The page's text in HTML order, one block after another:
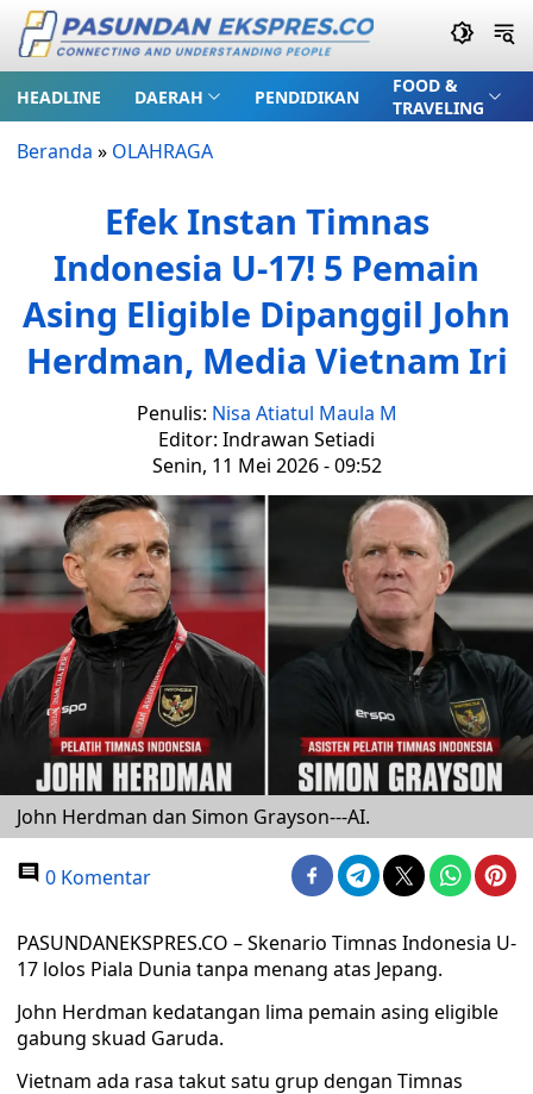
HEADLINE DAERAH PENDIDIKAN
FOOD &
TRAVELING
Beranda » OLAHRAGA
Efek Instan Timnas
Indonesia U-17! 5 Pemain
Asing Eligible Dipanggil John
Herdman, Media Vietnam Iri
Penulis: Nisa Atiatul Maula M
Editor: Indrawan Setiadi
Senin, 11 Mei 2026 - 09:52
John Herdman dan Simon Grayson---AI.
0 Komentar
PASUNDANEKSPRES.CO – Skenario Timnas Indonesia U-
17 lolos Piala Dunia tanpa menang atas Jepang.
John Herdman kedatangan lima pemain asing eligible
gabung skuad Garuda.
Vietnam ada rasa takut satu grup dengan Timnas